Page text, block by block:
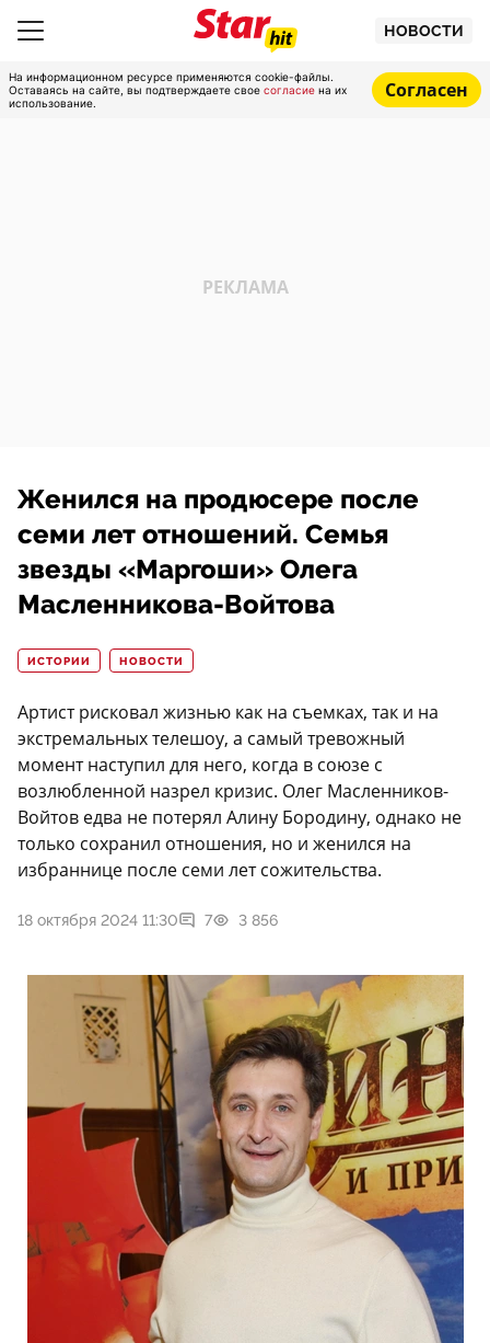
НОВОСТИ
На информационном ресурсе применяются cookie-файлы.
Оставаясь на сайте, вы подтверждаете свое согласие на их
использование.
Согласен
Женился на продюсере после
семи лет отношений. Семья
звезды «Маргоши» Олега
Масленникова-Войтова
ИСТОРИИ НОВОСТИ
Артист рисковал жизнью как на съемках, так и на
экстремальных телешоу, а самый тревожный
момент наступил для него, когда в союзе с
возлюбленной назрел кризис. Олег Масленников-
Войтов едва не потерял Алину Бородину, однако не
только сохранил отношения, но и женился на
избраннице после семи лет сожительства.
18 октября 2024 11:30 7 3 856